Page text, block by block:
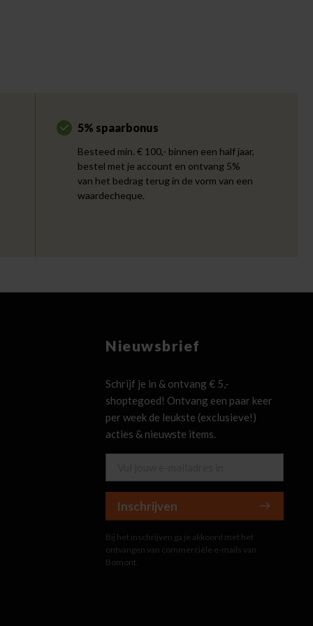
5% spaarbonus
Besteed min. € 100,- binnen een half jaar,
bestel met je account en ontvang 5%
van het bedrag terug in de vorm van een
waardecheque.
Nieuwsbrief
Schrijf je in & ontvang € 5,-
shoptegoed! Ontvang een paar keer
per week de leukste (exclusieve!)
acties & nieuwste items.
Inschrijven
Bij het inschrijven ga je akkoord met het
ontvangen van commerciële e-mails van
Bomont.